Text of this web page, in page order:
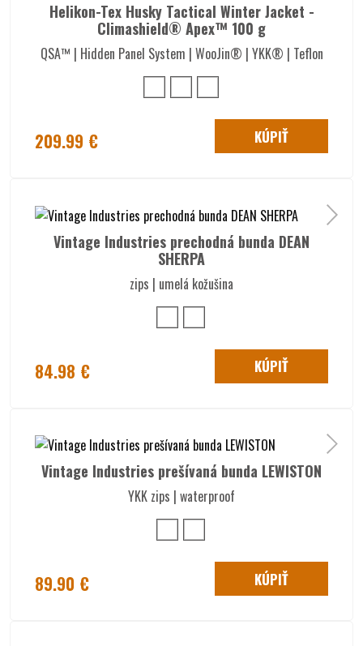
Helikon-Tex Husky Tactical Winter Jacket -
Climashield® Apex™ 100 g
QSA™ | Hidden Panel System | WooJin® | YKK® | Teflon
209.99 € KÚPIŤ
Vintage Industries prechodná bunda DEAN
SHERPA
zips | umelá kožušina
84.98 € KÚPIŤ
Vintage Industries prešívaná bunda LEWISTON
YKK zips | waterproof
89.90 € KÚPIŤ